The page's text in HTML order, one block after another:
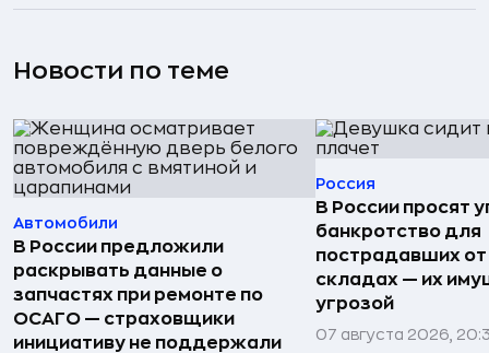
Новости по теме
Автомобили
В России предложили
раскрывать данные о
запчастях при ремонте по
ОСАГО — страховщики
инициативу не поддержали
Россия
В России просят
банкротство для
пострадавших
складах — их
угрозой
07 августа 2026,